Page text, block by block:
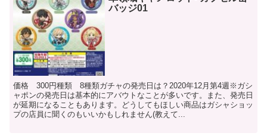
バッジ01
価格 300円種類 8種類ガチャの発売日は？2020年12月第4週※ガシ
ャポンの発売日は基本的にアバウトなことが多いです。また、発売日
が延期になることもあります。どうしてもほしい商品はガシャショッ
プの店員に聞くのもいいかもしれません(教えて...